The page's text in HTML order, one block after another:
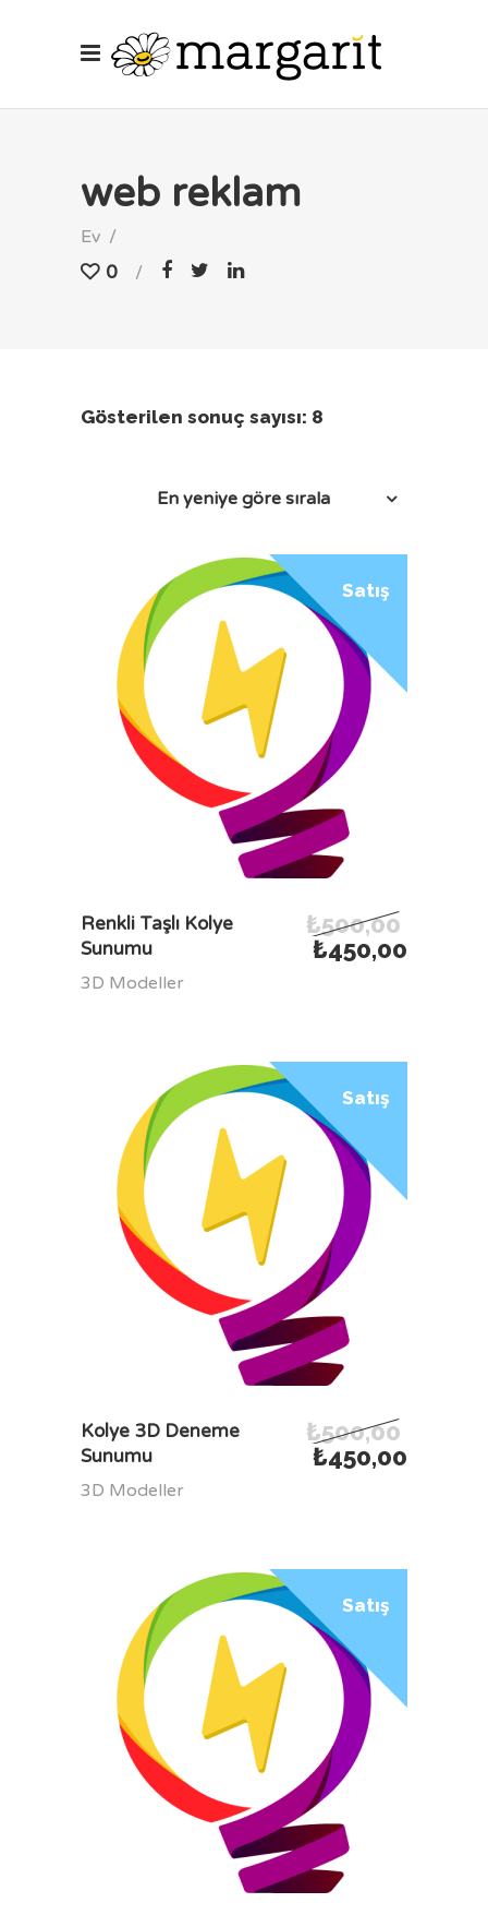
web reklam
Ev /
0
Gösterilen sonuç sayısı: 8
En yeniye göre sırala
Satış
SEPETE EKLE
Renkli Taşlı Kolye
Sunumu
₺500,00
₺450,00
3D Modeller
Satış
SEPETE EKLE
Kolye 3D Deneme
Sunumu
₺500,00
₺450,00
3D Modeller
Satış